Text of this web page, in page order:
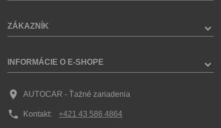
ZÁKAZNÍK
INFORMÁCIE O E-SHOPE
place AUTOCAR - Ťažné zariadenia
phone Kontakt: +421 43 586 4864